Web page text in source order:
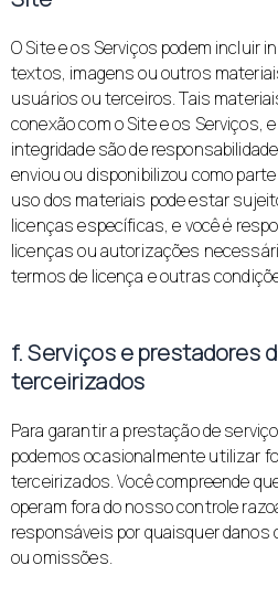
O Site e os Serviços podem incluir
textos, imagens ou outros
usuários ou terceiros. Tais
conexão com o Site e os Serviços,
integridade são de
enviou ou disponibilizou como
uso dos materiais pode estar
licenças específicas, e você é
licenças ou autorizações
termos de licença e outras
f. Serviços e prestadores
terceirizados
Para garantir a prestação de
podemos ocasionalmente utilizar
terceirizados. Você compreende
operam fora do nosso controle
responsáveis por quaisquer
ou omissões.